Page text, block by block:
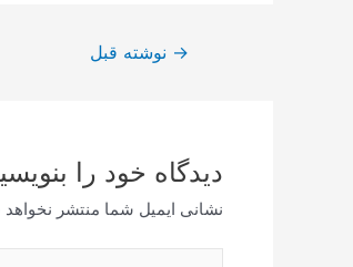
راهبری
→ نوشته قبل
دیدگاه‌ خود را
نشانی ایمیل شما منتشر